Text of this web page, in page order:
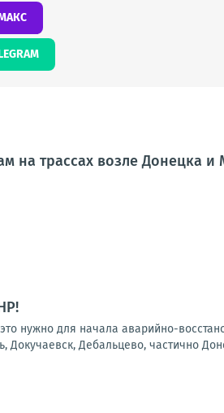
на трассах возле Донецка и
нужно для начала аварийно-
Докучаевск, Дебальцево, частично